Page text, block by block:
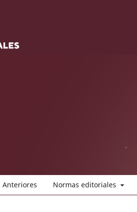
Anteriores Normas editoriales